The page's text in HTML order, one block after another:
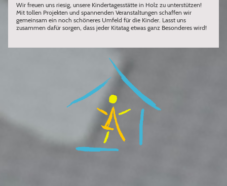
Wir freuen uns riesig, unsere Kindertagesstätte in Holz zu unterstützen!
Mit tollen Projekten und spannenden Veranstaltungen schaffen wir
gemeinsam ein noch schöneres Umfeld für die Kinder. Lasst uns
zusammen dafür sorgen, dass jeder Kitatag etwas ganz Besonderes wird!